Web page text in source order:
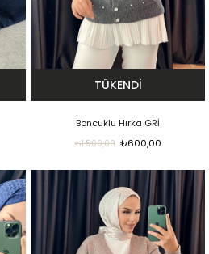
TÜKENDI
Boncuklu Hırka GRİ
₺600,00
₺1.500,00